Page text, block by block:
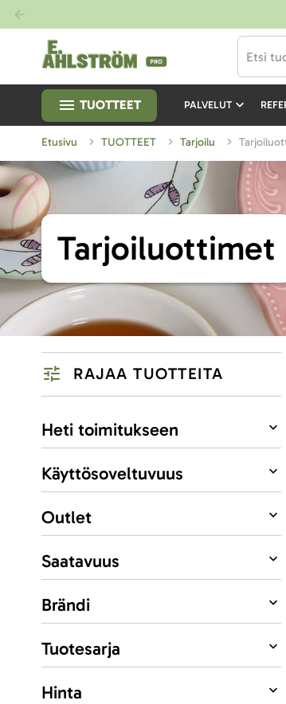
TUOTTEET PALVELUT
Etusivu TUOTTEET Tarjoilu
Tarjoiluottimet
RAJAA TUOTTEITA
Listausvalinnat
Heti toimitukseen
Käyttösoveltuvuus
Outlet
Saatavuus
Brändi
Tuotesarja
Hinta